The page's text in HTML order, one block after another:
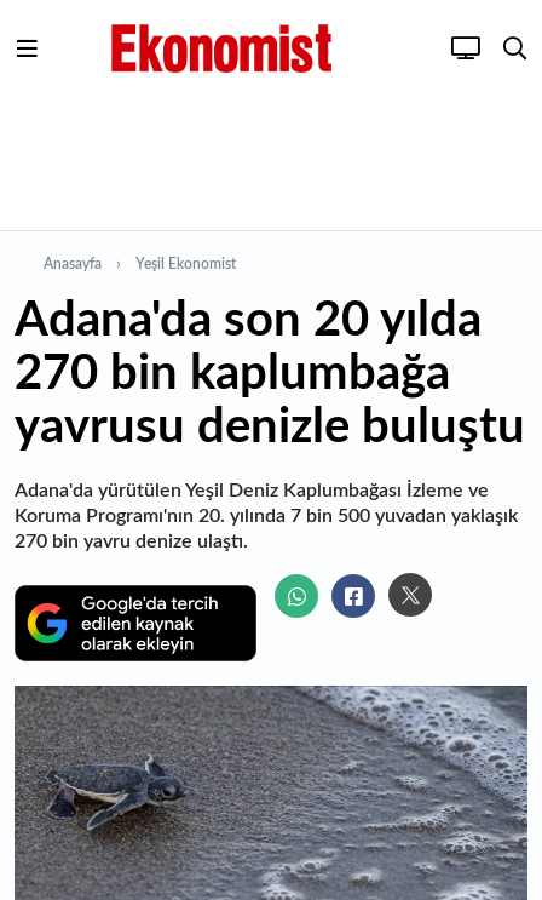
Anasayfa Yeşil Ekonomist
Adana'da son 20 yılda
270 bin kaplumbağa
yavrusu denizle buluştu
Adana'da yürütülen Yeşil Deniz Kaplumbağası İzleme ve
Koruma Programı'nın 20. yılında 7 bin 500 yuvadan yaklaşık
270 bin yavru denize ulaştı.